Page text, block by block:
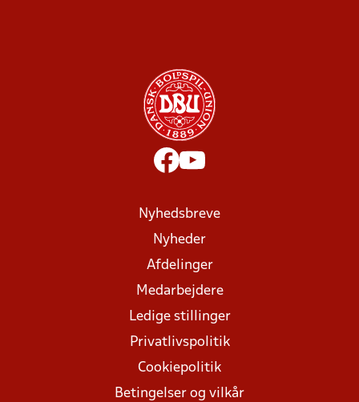
Nyhedsbreve
Nyheder
Afdelinger
Medarbejdere
Ledige stillinger
Privatlivspolitik
Cookiepolitik
Betingelser og vilkår